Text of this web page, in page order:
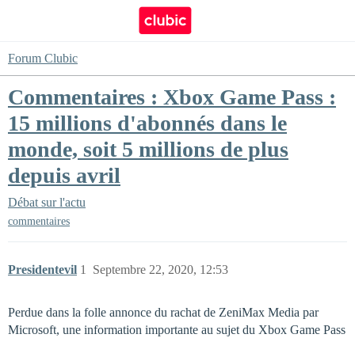
Forum Clubic
Commentaires : Xbox Game Pass :
15 millions d'abonnés dans le
monde, soit 5 millions de plus
depuis avril
Débat sur l'actu
commentaires
Presidentevil Septembre 22, 2020, 12:53
1
Perdue dans la folle annonce du rachat de ZeniMax Media par
Microsoft, une information importante au sujet du Xbox Game Pass